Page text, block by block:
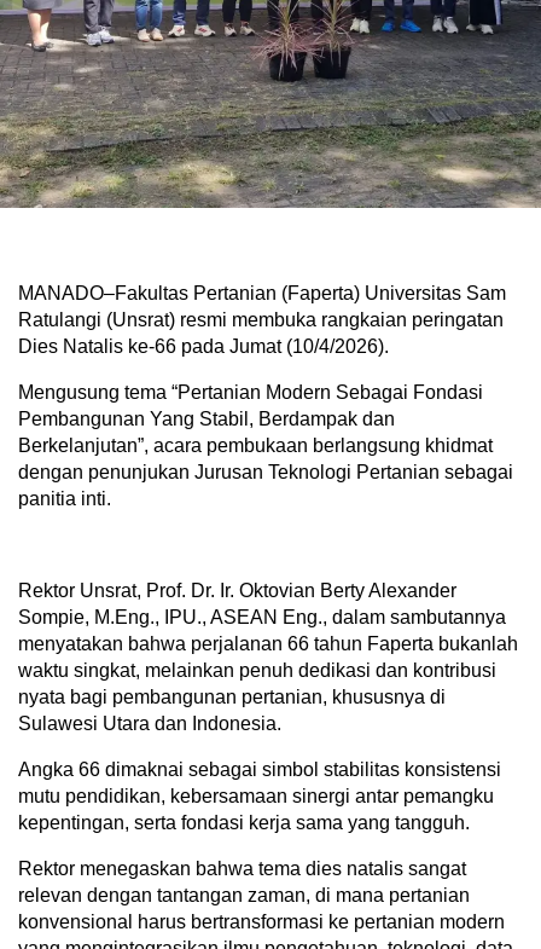
MANADO–Fakultas Pertanian (Faperta) Universitas Sam
Ratulangi (Unsrat) resmi membuka rangkaian peringatan
Dies Natalis ke-66 pada Jumat (10/4/2026).
Mengusung tema “Pertanian Modern Sebagai Fondasi
Pembangunan Yang Stabil, Berdampak dan
Berkelanjutan”, acara pembukaan berlangsung khidmat
dengan penunjukan Jurusan Teknologi Pertanian sebagai
panitia inti.
Rektor Unsrat, Prof. Dr. Ir. Oktovian Berty Alexander
Sompie, M.Eng., IPU., ASEAN Eng., dalam sambutannya
menyatakan bahwa perjalanan 66 tahun Faperta bukanlah
waktu singkat, melainkan penuh dedikasi dan kontribusi
nyata bagi pembangunan pertanian, khususnya di
Sulawesi Utara dan Indonesia.
Angka 66 dimaknai sebagai simbol stabilitas konsistensi
mutu pendidikan, kebersamaan sinergi antar pemangku
kepentingan, serta fondasi kerja sama yang tangguh.
Rektor menegaskan bahwa tema dies natalis sangat
relevan dengan tantangan zaman, di mana pertanian
konvensional harus bertransformasi ke pertanian modern